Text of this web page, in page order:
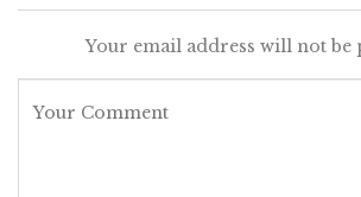
Your email address will not be